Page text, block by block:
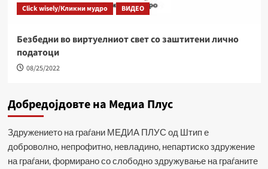
Click wisely/Кликни мудро ВИДЕО
Безбедни во виртуелниот свет со заштитени лично
податоци
08/25/2022
Добредојдовте на Медиа Плус
Здружението на граѓани МЕДИА ПЛУС од Штип е
доброволно, непрофитно, невладино, непартиско здружение
на граѓани, формирано со слободно здружување на граѓаните